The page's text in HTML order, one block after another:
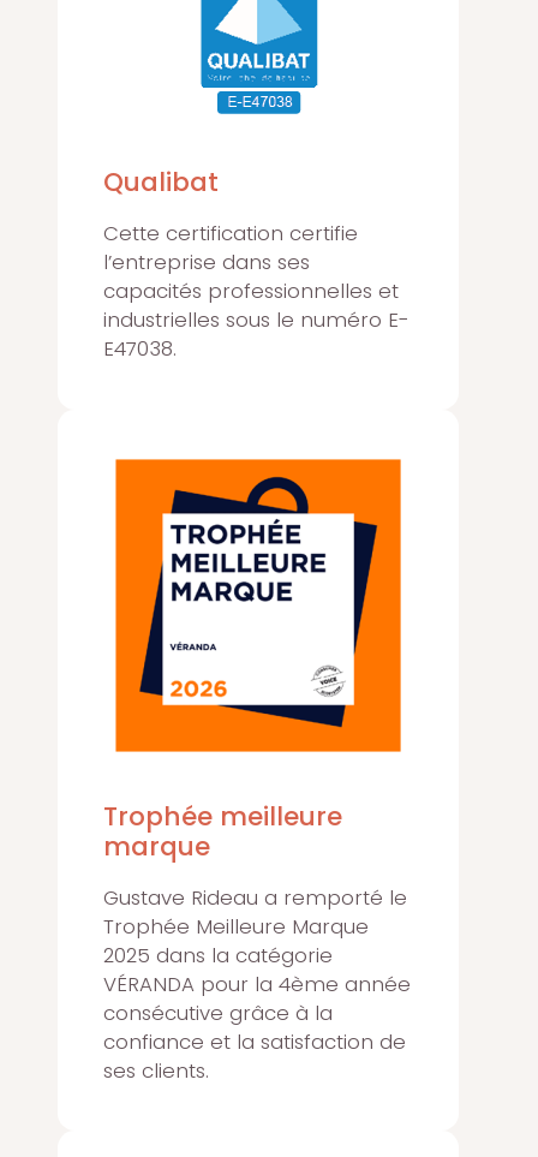
Qualibat
Cette certification certifie
l’entreprise dans ses
capacités professionnelles et
industrielles sous le numéro E-
E47038.
Trophée meilleure
marque
Gustave Rideau a remporté le
Trophée Meilleure Marque
2025 dans la catégorie
VÉRANDA pour la 4ème année
consécutive grâce à la
confiance et la satisfaction de
ses clients.